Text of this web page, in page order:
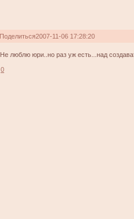
Поделиться2007-11-06 17:28:20
Не люблю юри..но раз уж есть...над
0